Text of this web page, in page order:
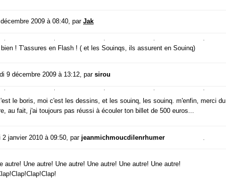
2009 à 08:40, par Jak
! T'assures en Flash ! ( et les Souinqs, ils assurent en Souinq)
9 décembre 2009 à 13:12, par sirou
le boris, moi c'est les dessins, et les souinq, les souinq. m'enfin, merci du
au fait, j'ai toujours pas réussi à écouler ton billet de 500 euros...
2 janvier 2010 à 09:50, par jeanmichmoucdilenrhumer
autre! Une autre! Une autre! Une autre! Une autre! Une autre!